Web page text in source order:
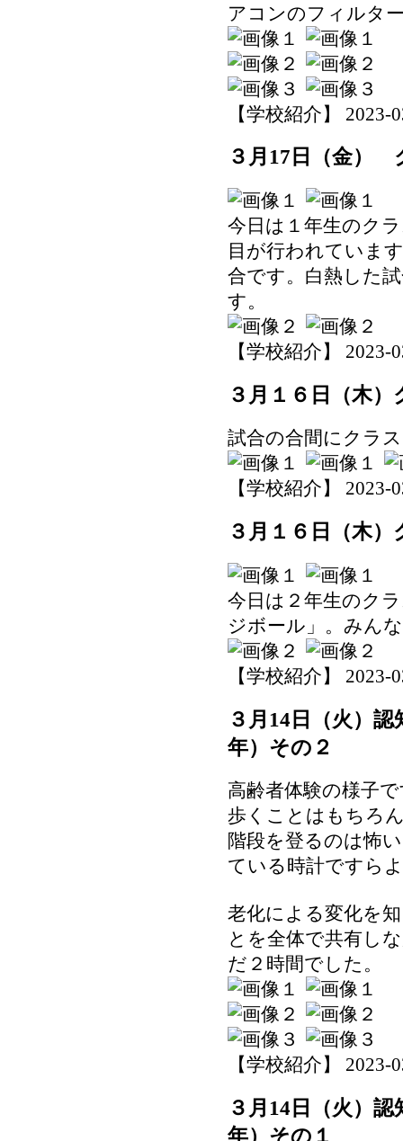
アコンのフィルタ
【学校紹介】 2023-
３月17日（金）
今日は１年生のク
目が行われていま
合です。白熱した
す。
【学校紹介】 2023-
３月１６日（木
試合の合間にクラ
【学校紹介】 2023-
３月１６日（木
今日は２年生のク
ジボール」。みん
【学校紹介】 2023-
３月14日（火）
年）その２
高齢者体験の様子
歩くことはもちろ
階段を登るのは怖
ている時計ですら
老化による変化を
とを全体で共有し
だ２時間でした。
【学校紹介】 2023-
３月14日（火）
年）その１